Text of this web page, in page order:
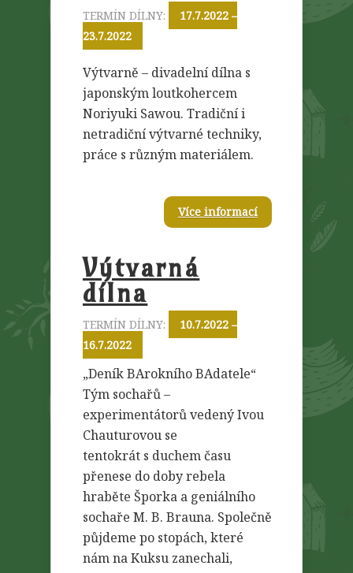
TERMÍN DÍLNY:
17.7.2022 –
23.7.2022
Výtvarně – divadelní dílna s
japonským loutkohercem
Noriyuki Sawou. Tradiční i
netradiční výtvarné techniky,
práce s různým materiálem.
Více informací
Výtvarná
dílna
TERMÍN DÍLNY:
10.7.2022 –
16.7.2022
„Deník BArokního BAdatele“
Tým sochařů –
experimentátorů vedený Ivou
Chauturovou se
tentokrát s duchem času
přenese do doby rebela
hraběte Šporka a geniálního
sochaře M. B. Brauna. Společně
půjdeme po stopách, které
nám na Kuksu zanechali,